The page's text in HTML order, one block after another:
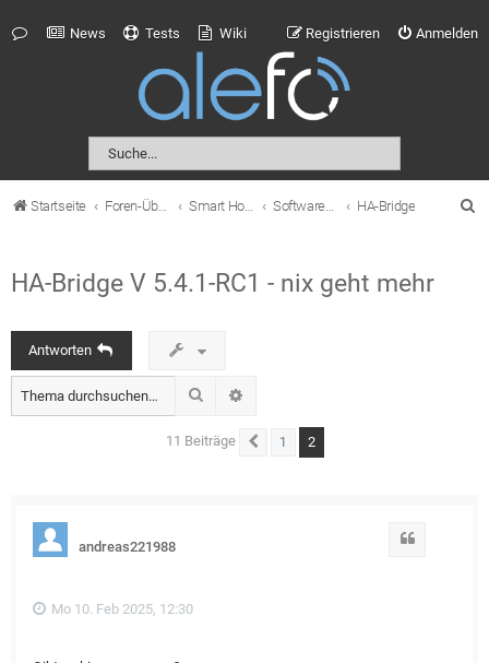
News Tests Wiki Anmelden
Registrieren
Startseite Foren-Übersicht Smart Home Softwarebasierte Smarthome-Lösungen HA-Bridge
HA-Bridge V 5.4.1-RC1 - nix geht mehr
Antworten
Suche
11 Beiträge Vorherige
1 2
andreas221988
Mo 10. Feb 2025, 12:30